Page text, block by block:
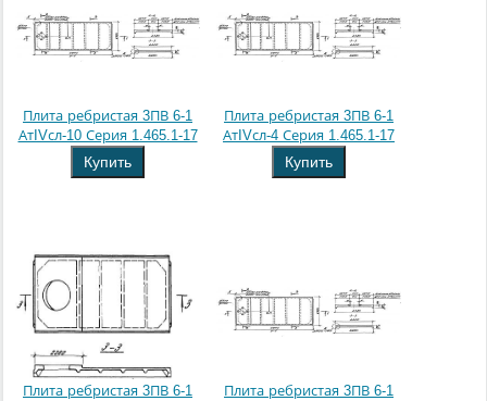
Плита ребристая 3ПВ 6-1
АтIVсл-10 Серия 1.465.1-17
Купить
Плита ребристая 3ПВ 6-1
АтIVсл-4 Серия 1.465.1-17
Купить
Плита ребристая 3ПВ 6-1
Плита ребристая 3ПВ 6-1